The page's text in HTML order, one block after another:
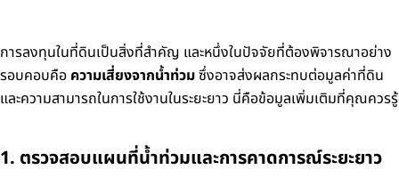
การลงทุนในที่ดินเป็นสิ่งที่สำคัญ และหนึ่งในปัจจัยที่ต้องพิจารณาอย่าง
รอบคอบคือ ความเสี่ยงจากน้ำท่วมซึ่งอาจส่งผลกระทบต่อมูลค่าที่ดิน
และความสามารถในการใช้งานในระยะยาว นี่คือข้อมูลเพิ่มเติมที่คุณควรรู้
1. ตรวจสอบแผนที่น้ำท่วมและการคาดการณ์ระยะยาว